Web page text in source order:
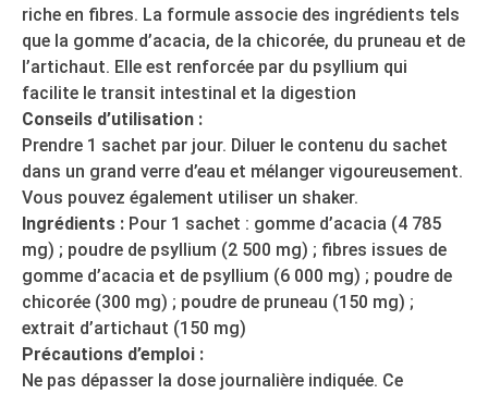
riche en fibres. La formule associe des ingrédients tels
que la gomme d’acacia, de la chicorée, du pruneau et de
l’artichaut. Elle est renforcée par du psyllium qui
facilite le transit intestinal et la digestion
Conseils d’utilisation :
Prendre 1 sachet par jour. Diluer le contenu du sachet
dans un grand verre d’eau et mélanger vigoureusement.
Vous pouvez également utiliser un shaker.
Ingrédients : Pour 1 sachet : gomme d’acacia (4 785
mg) ; poudre de psyllium (2 500 mg) ; fibres issues de
gomme d’acacia et de psyllium (6 000 mg) ; poudre de
chicorée (300 mg) ; poudre de pruneau (150 mg) ;
extrait d’artichaut (150 mg)
Précautions d’emploi :
Ne pas dépasser la dose journalière indiquée. Ce